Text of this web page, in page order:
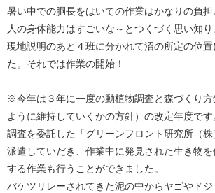
暑い中での胴長をはいての作業はかなりの負
人の身体能力はすごいな～とつくづく思い知り
現地説明のあと４班に分かれて沼の所定の位
た。それでは作業の開始！
※今年は３年に一度の動植物調査と森づくり
ように維持していくかの方針）の改定年度です
調査を委託した「グリーンフロント研究所（
派遣していだき、作業中に発見された生き物
する作業も行うことができました。
バケツリレーされてきた泥の中からヤゴやド